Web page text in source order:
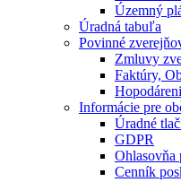
Územný
Úradná tabuľa
Povinné
Zmluvy
Faktúry,
Informácie pre
Úradné
GDPR
Ohlasovňa
Cenník